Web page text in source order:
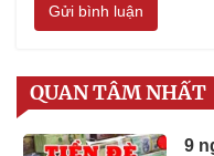
Gửi bình luận
QUAN TÂM NHẤT
9